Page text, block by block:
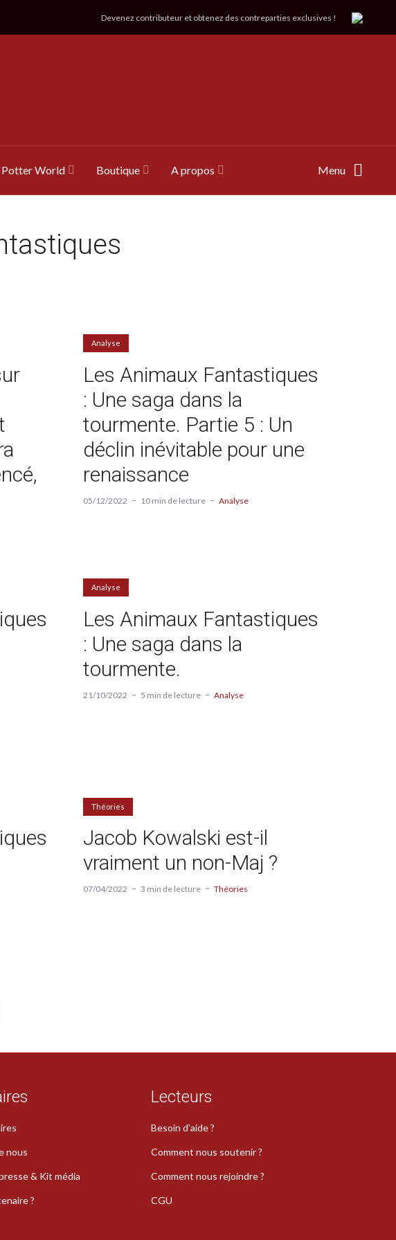
Devenez contributeur et obtenez des contreparties exclusives !
Potter World Boutique A propos Menu
Analyse
Les Animaux Fantastiques
: Une saga dans la
tourmente. Partie 5 : Un
déclin inévitable pour une
renaissance
05/12/2022 10 min de lecture Analyse
Analyse
Les Animaux Fantastiques
: Une saga dans la
tourmente.
21/10/2022 5 min de lecture Analyse
Théories
Jacob Kowalski est-il
vraiment un non-Maj ?
07/04/2022 3 min de lecture Théories
nous
& Kit média
?
Lecteurs
Besoin d’aide ?
Comment nous soutenir ?
Comment nous rejoindre ?
CGU